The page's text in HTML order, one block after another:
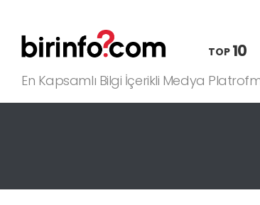
En Kapsamlı Bilgi İçerikli Medya
TOP 10